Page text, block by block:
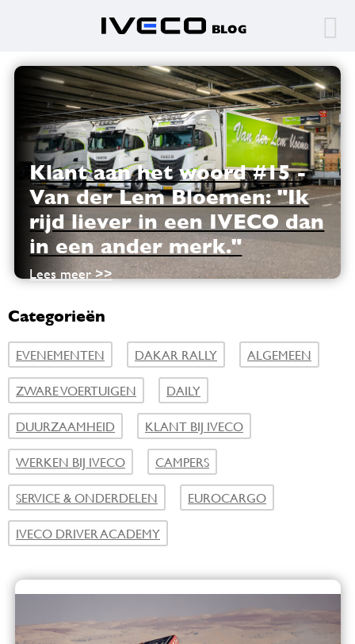
Klant aan het woord #15 -
Van der Lem Bloemen: "Ik
rijd liever in een IVECO dan
in een ander merk."
Lees meer >>
Categorieën
EVENEMENTEN DAKAR RALLY
ALGEMEEN
ZWARE VOERTUIGEN
DAILY
DUURZAAMHEID
KLANT BIJ IVECO
WERKEN BIJ IVECO
CAMPERS
SERVICE & ONDERDELEN
EUROCARGO
IVECO DRIVER ACADEMY